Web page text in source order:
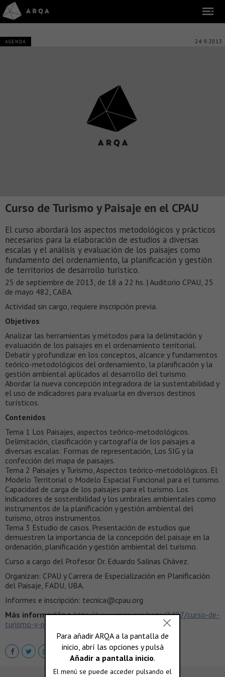
AGENDA 24.9.2013
Curso de Turismo y Paisaje en el CPAU
El curso abordará los aspectos metodológicos y prácticos
necesarios para la elaboración de estudios a diversas
escalas y el análisis y evaluación de los paisajes como
fundamento del ordenamiento, la planificación y gestión
de territorios de desarrollo turístico.
25 de septiembre de 2013, de 18 a 22 hs. | Auditorio CPAU, 25
de mayo 482, CABA.
Actividad sin cargo, requiere inscripción previa.
Objetivos
Analizar las herramientas y métodos para la delimitación y
evaluación de los paisajes en el ordenamiento territorial.
Debatir y profundizar en los conceptos, alcance y fundamentos
teórico-metodológicos del ordenamiento, la planificación y la
gestión ambiental aplicados al desarrollo del turismo.
Abordar la nueva concepción integradora de la sustentabilidad y
el uso de indicadores para evaluarla en diversos destinos
turísticos.
Contenidos
Tema 1 Los Paisajes, aspectos teórico-metodológicos.
Delimitación, clasificación y cartografía de los paisajes a
diversas escalas: Formas de representación, Los SIG y la
confección del mapa de paisajes.
Tema 2 Paisajes y Turismo, Aspectos teórico-metodológicos. El
Modelo Territorial o Modelo Espacial Funcional para el turismo.
Capacidad de carga de los paisajes para el turismo. Los
indicadores de sostenibilidad y los umbrales ambientales como
instrumentos de la planificación y gestión ambiental del
turismo, otros instrumentos.
Tema 3 Estudio de casos. Presentación de estudios que
demuestren la importancia de la concepción del paisaje en la
ordenación, planificación y gestión ambiental del turismo.
Curso a cargo del Profesor Dr. Eduardo Salinas Chávez.
Organizan: CPAU y Carrera de Especialización en Planificación
del Paisaje, FADU, UBA.
Informes e inscripción: tecnica@cpau.org
Más información >http://www.cpau.org/nota/2487/curso-de-
turismo-y-paisaje